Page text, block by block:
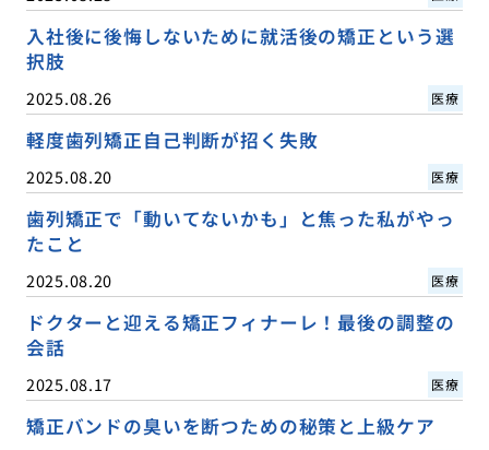
入社後に後悔しないために就活後の矯正という選
択肢
2025.08.26 医療
軽度歯列矯正自己判断が招く失敗
2025.08.20 医療
歯列矯正で「動いてないかも」と焦った私がやっ
たこと
2025.08.20 医療
ドクターと迎える矯正フィナーレ！最後の調整の
会話
2025.08.17 医療
矯正バンドの臭いを断つための秘策と上級ケア